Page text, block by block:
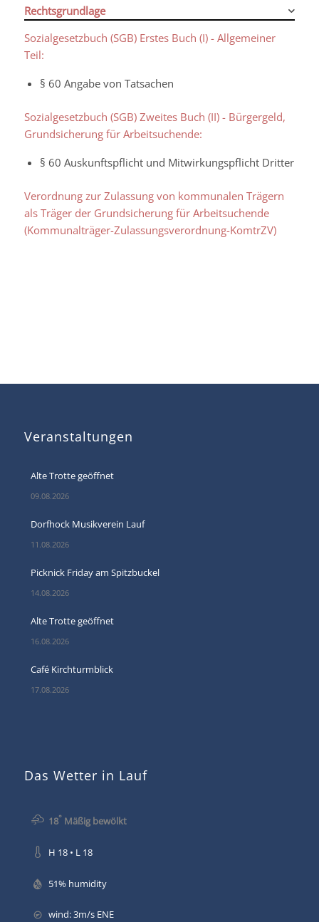
Rechtsgrundlage
Sozialgesetzbuch (SGB) Erstes Buch (I) - Allgemeiner
Teil:
§ 60 Angabe von Tatsachen
Sozialgesetzbuch (SGB) Zweites Buch (II) - Bürgergeld,
Grundsicherung für Arbeitsuchende:
§ 60 Auskunftspflicht und Mitwirkungspflicht Dritter
Verordnung zur Zulassung von kommunalen Trägern
als Träger der Grundsicherung für Arbeitsuchende
(Kommunalträger-Zulassungsverordnung-KomtrZV)
Veranstaltungen
Alte Trotte geöffnet
09.08.2026
Dorfhock Musikverein Lauf
11.08.2026
Picknick Friday am Spitzbuckel
14.08.2026
Alte Trotte geöffnet
16.08.2026
Café Kirchturmblick
17.08.2026
Das Wetter in Lauf
18°Mäßig bewölkt
H 18 • L 18
51% humidity
wind: 3m/s ENE